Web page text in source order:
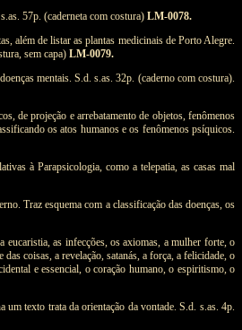
57p. (caderneta com costura) LM-0078.
além de listar as plantas medicinais de Porto Alegre.
sem capa) LM-0079.
mentais. S.d. s.as. 32p. (caderno com costura).
de projeção e arrebatamento de objetos, fenômenos
os atos humanos e os fenômenos psíquicos.
à Parapsicologia, como a telepatia, as casas mal
Traz esquema com a classificação das doenças, os
as infecções, os axiomas, a mulher forte, o
coisas, a revelação, satanás, a força, a felicidade, o
e essencial, o coração humano, o espiritismo, o
texto trata da orientação da vontade. S.d. s.as. 4p.